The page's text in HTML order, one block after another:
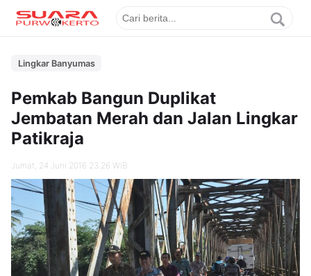
Lingkar Banyumas
Pemkab Bangun Duplikat
Jembatan Merah dan Jalan Lingkar
Patikraja
Jumat, 24 Juni 2016 23.26 WIB